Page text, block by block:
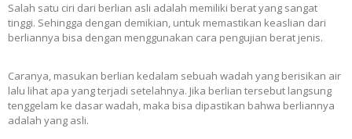
Salah satu ciri dari berlian asli adalah memiliki berat yang sangat
tinggi. Sehingga dengan demikian, untuk memastikan keaslian dari
berliannya bisa dengan menggunakan cara pengujian berat jenis.
Caranya, masukan berlian kedalam sebuah wadah yang berisikan air
lalu lihat apa yang terjadi setelahnya. Jika berlian tersebut langsung
tenggelam ke dasar wadah, maka bisa dipastikan bahwa berliannya
adalah yang asli.